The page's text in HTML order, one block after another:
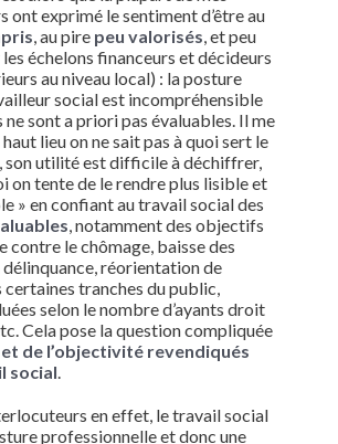
ont exprimé le sentiment d’être au
, au pire peu valorisés , et peu
échelons financeurs et décideurs
au niveau local) : la posture
social est incompréhensible
sont a priori pas évaluables. Il me
haut lieu on ne sait pas à quoi sert le
son utilité est difficile à déchiffrer,
on tente de le rendre plus lisible et
» en confiant au travail social des
, notamment des objectifs
contre le chômage, baisse des
réorientation de
certaines tranches du public,
selon le nombre d’ayants droit
Cela pose la question compliquée
de l’objectivité revendiqués
social
en effet, le travail social
professionnelle et donc une